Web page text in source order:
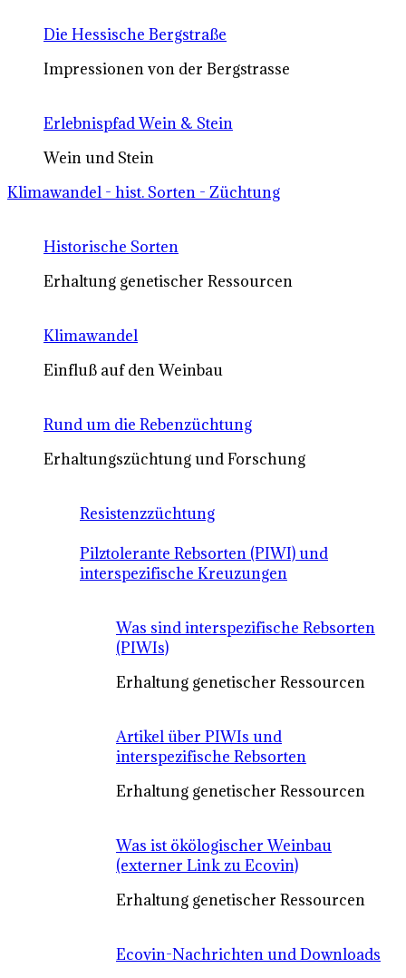
Die Hessische Bergstraße
Impressionen von der Bergstrasse
Erlebnispfad Wein & Stein
Wein und Stein
Klimawandel - hist. Sorten - Züchtung
Historische Sorten
Erhaltung genetischer Ressourcen
Klimawandel
Einfluß auf den Weinbau
Rund um die Rebenzüchtung
Erhaltungszüchtung und Forschung
Resistenzzüchtung
Pilztolerante Rebsorten (PIWI) und
interspezifische Kreuzungen
Was sind interspezifische Rebsorten
(PIWIs)
Erhaltung genetischer Ressourcen
Artikel über PIWIs und
interspezifische Rebsorten
Erhaltung genetischer Ressourcen
Was ist ökölogischer Weinbau
(externer Link zu Ecovin)
Erhaltung genetischer Ressourcen
Ecovin-Nachrichten und Downloads